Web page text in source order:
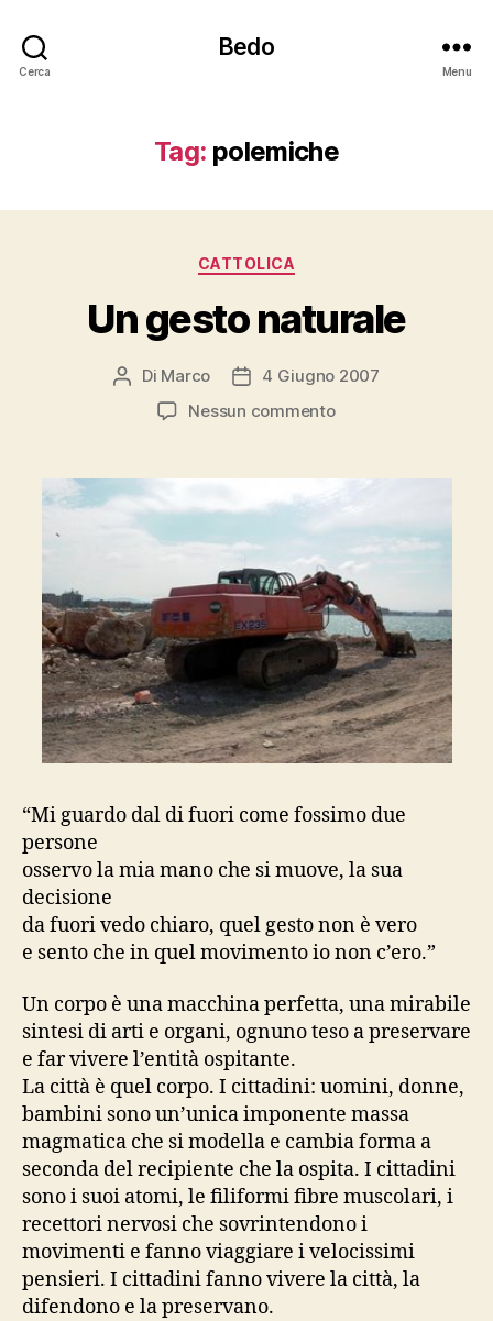
Cerca
Bedo
Menu
Tag: polemiche
Categorie
CATTOLICA
Un gesto naturale
Autore
articolo
Di Marco
Data4 Giugno 2007
Nessun commentosu
naturale
“Mi guardo dal di fuori come fossimo due
persone
osservo la mia mano che si muove, la sua
decisione
da fuori vedo chiaro, quel gesto non è vero
e sento che in quel movimento io non c’ero.”
Un corpo è una macchina perfetta, una mirabile
sintesi di arti e organi, ognuno teso a preservare
e far vivere l’entità ospitante.
La città è quel corpo. I cittadini: uomini, donne,
bambini sono un’unica imponente massa
magmatica che si modella e cambia forma a
seconda del recipiente che la ospita. I cittadini
sono i suoi atomi, le filiformi fibre muscolari, i
recettori nervosi che sovrintendono i
movimenti e fanno viaggiare i velocissimi
pensieri. I cittadini fanno vivere la città, la
difendono e la preservano.